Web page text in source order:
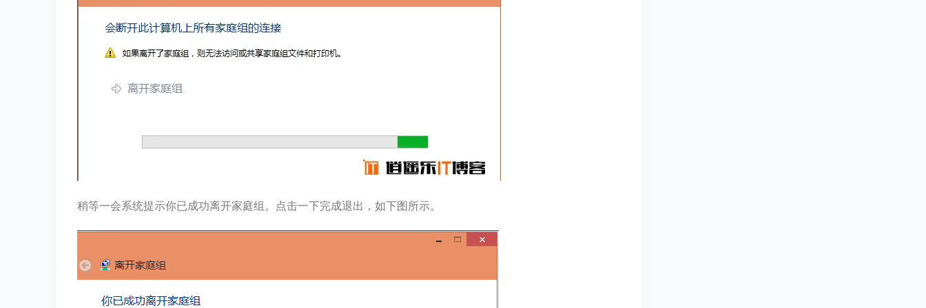
稍等一会系统提示你已成功离开家庭组。点击一下完成退出，如下图所示。